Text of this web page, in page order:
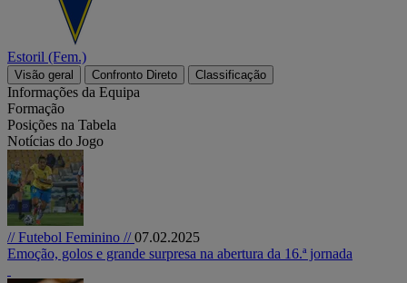
Estoril (Fem.)
Visão geral Confronto Direto Classificação
Informações da Equipa
Formação
Posições na Tabela
Notícias do Jogo
// Futebol Feminino //07.02.2025
Emoção, golos e grande surpresa na abertura da 16.ª jornada